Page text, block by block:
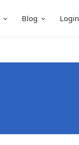
Blog Login